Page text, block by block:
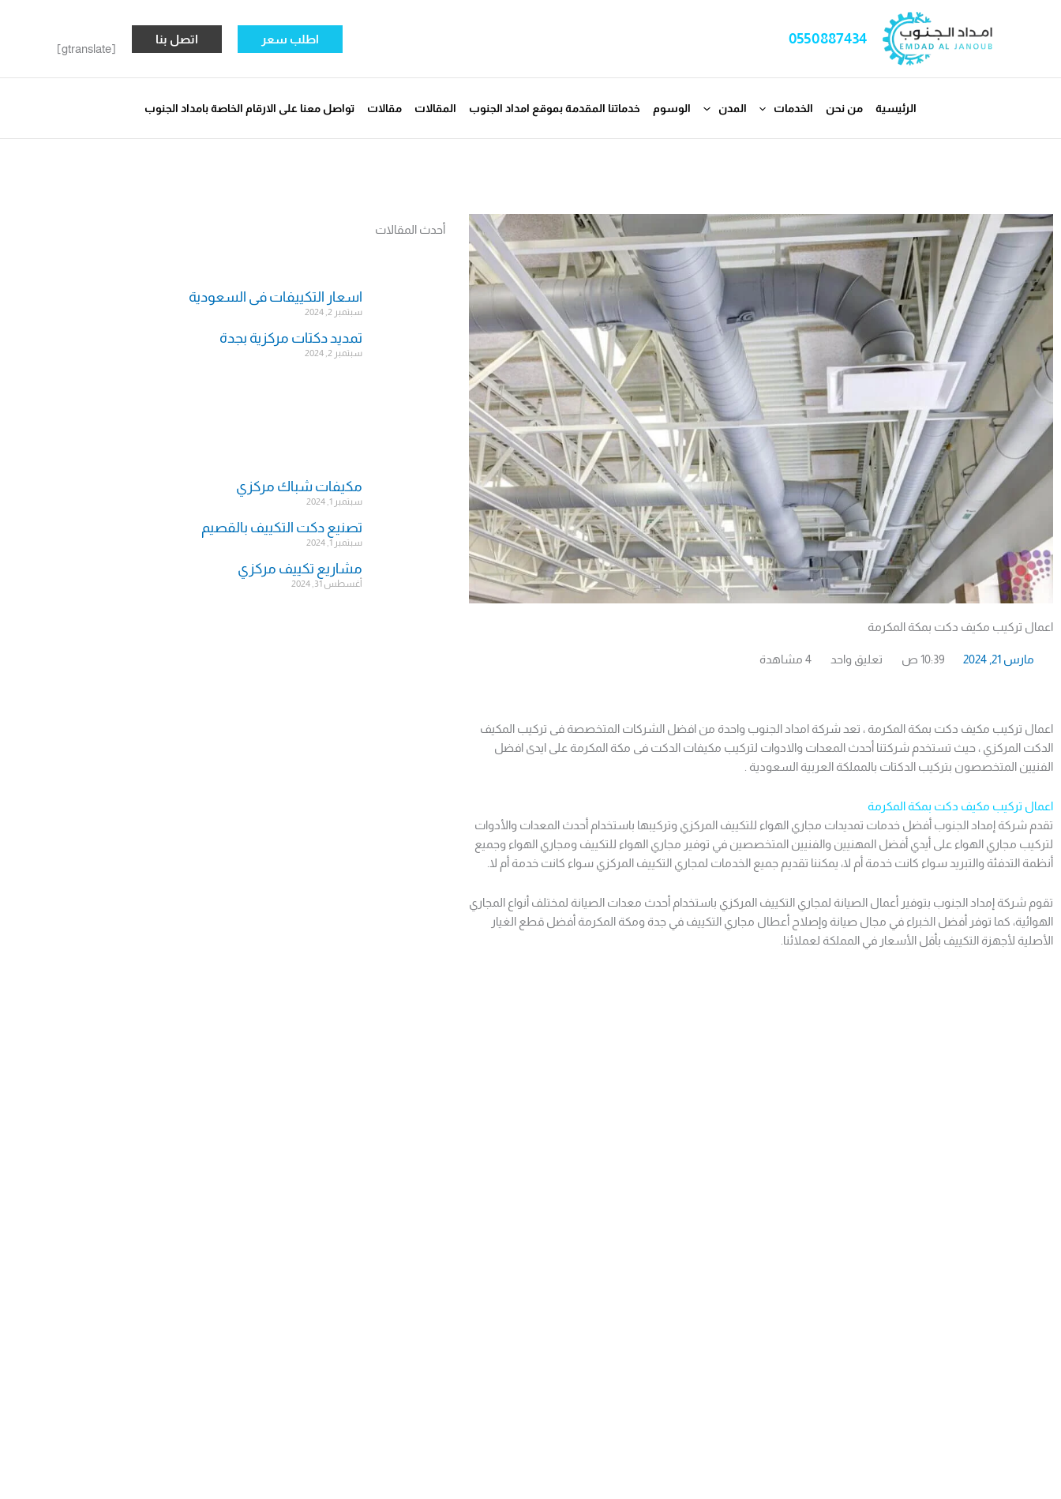
0550887434 اطلب سعر اتصل بنا
[gtranslate]
الرئيسية من نحن الخدمات المدن الوسوم خدماتنا المقدمة بموقع امداد الجنوب المقالات مقالات تواصل معنا على الارقام الخاصة بامداد الجنوب
اعمال تركيب مكيف دكت بمكة المكرمة
مارس 21, 2024 10:39 ص تعليق واحد 4 مشاهدة
اعمال تركيب مكيف دكت بمكة المكرمة ، تعد شركة امداد الجنوب واحدة من افضل الشركات المتخصصة فى تركيب المكيف
الدكت المركزي ، حيث تستخدم شركتنا أحدث المعدات والادوات لتركيب مكيفات الدكت فى مكة المكرمة على ايدى افضل
الفنيين المتخصصون بتركيب الدكتات بالمملكة العربية السعودية .
اعمال تركيب مكيف دكت بمكة المكرمة
تقدم شركة إمداد الجنوب أفضل خدمات تمديدات مجاري الهواء للتكييف المركزي وتركيبها باستخدام أحدث المعدات والأدوات
لتركيب مجاري الهواء على أيدي أفضل المهنيين والفنيين المتخصصين في توفير مجاري الهواء للتكييف ومجاري الهواء وجميع
أنظمة التدفئة والتبريد سواء كانت خدمة أم لا، يمكننا تقديم جميع الخدمات لمجاري التكييف المركزي سواء كانت خدمة أم لا.
تقوم شركة إمداد الجنوب بتوفير أعمال الصيانة لمجاري التكييف المركزي باستخدام أحدث معدات الصيانة لمختلف أنواع المجاري
الهوائية، كما توفر أفضل الخبراء في مجال صيانة وإصلاح أعطال مجاري التكييف في جدة ومكة المكرمة أفضل قطع الغيار
الأصلية لأجهزة التكييف بأقل الأسعار في المملكة لعملائنا.
أحدث المقالات
اسعار التكييفات فى السعودية
سبتمبر 2, 2024
تمديد دكتات مركزية بجدة
سبتمبر 2, 2024
مكيفات شباك مركزي
سبتمبر 1, 2024
تصنيع دكت التكييف بالقصيم
سبتمبر 1, 2024
مشاريع تكييف مركزي
أغسطس 31, 2024